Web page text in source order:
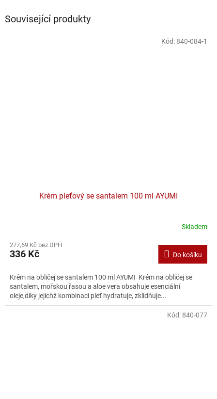
Související produkty
Krém pleťový se santalem 100 ml AYUMI
Skladem
277,69 Kč bez DPH
336 Kč Do košíku
Krém na obličej se santalem 100 ml AYUMI Krém na obličej se
santalem, mořskou řasou a aloe vera obsahuje esenciální
oleje,díky jejichž kombinaci pleť hydratuje, zklidňuje...
Kód: 840-084-1
Kód: 840-077